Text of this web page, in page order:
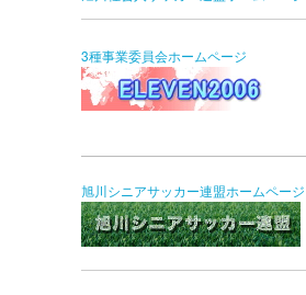
3種事業委員会ホームページ
旭川シニアサッカー連盟ホームページ